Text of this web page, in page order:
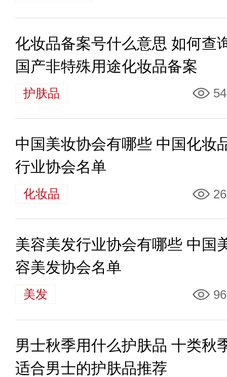
化妆品备案号什么意思 如何查
国产非特殊用途化妆品备案
护肤品
中国美妆协会有哪些 中国化妆
行业协会名单
化妆品
美容美发行业协会有哪些 中国
容美发协会名单
美发
男士秋季用什么护肤品 十类秋
适合男士的护肤品推荐